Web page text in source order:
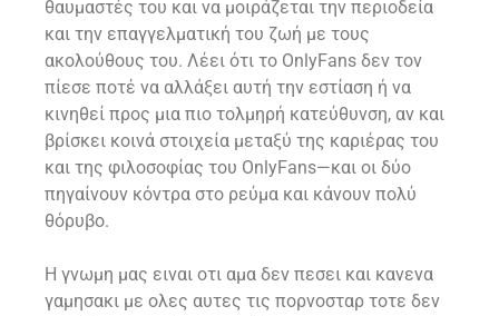
θαυμαστές του και να μοιράζεται την περιοδεία
και την επαγγελματική του ζωή με τους
ακολούθους του. Λέει ότι το OnlyFans δεν τον
πίεσε ποτέ να αλλάξει αυτή την εστίαση ή να
κινηθεί προς μια πιο τολμηρή κατεύθυνση, αν και
βρίσκει κοινά στοιχεία μεταξύ της καριέρας του
και της φιλοσοφίας του OnlyFans—και οι δύο
πηγαίνουν κόντρα στο ρεύμα και κάνουν πολύ
θόρυβο.
Η γνωμη μας ειναι οτι αμα δεν πεσει και κανενα
γαμησακι με ολες αυτες τις πορνοσταρ τοτε δεν